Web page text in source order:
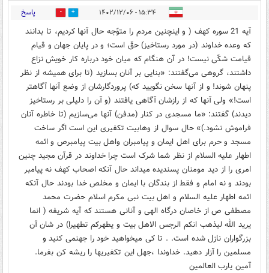
۱۵:۳۴ - ۱۴۰۲/۱۲/۰۶ 10 پاسخ
آیه 21 سوره کهف ( و اینچنین مردم را متوّجه حال آنها کردیم، تا بدانند
که وعده خداوند (در مورد رستاخیز) حقّ است؛ و در پایان جهان و قیام
قیامت شکّی نیست! در آن هنگام که میان خود درباره کار خویش نزاع
داشتند، گروهی می‌گفتند: «بنایی بر آنان بسازید (تا برای همیشه از نظر
پنهان شوند! و از آنها سخن نگویید که) پروردگارشان از وضع آنها آگاهتر
است!» ولی آنها که از رازشان آگاهی یافتند (و آن را دلیلی بر رستاخیز
دیدند) گفتند: «ما مسجدی در کنار (مدفن) آنها می‌سازیم (تا خاطره آنان
فراموش نشود.)» حال سوال از وهابیت تکفیری این است اگر ساخت
مسجد و حرم برای اهل ایمان و پیامبران واهل بیت پیامبرص و ائمه
اطهار علیه السلام از نظر شما شرک است چرا خداوند در قرآن مجید چنین
امری را از دید مومنان پسندیده میداند حال آنکه اصحاب کهف نه پیامبر
بودند و نه امام و فقط از بندگان با ایمان و مخلص خدا بودند حال آنکه
ائمه اطهار علیه السلام و اهل بیت نبی مکرم اسلام حضرت محمد
مصطفی ص از خاصان درگاه الهی و آنانی هستند که آیه شریفه ( انما
یرید الله لیذهب انکم الرجس الاهل بیت و یطهرکم تطهیرا) در شان آن
بزرگواران نازل شده است. . تا کی میخواهید خود را جهنمی کنید و
مسلمین را آزار دهید. خداوندا ،جهل این تکفیریها را ریشه کن بفرما.
آمین یارب العالمین